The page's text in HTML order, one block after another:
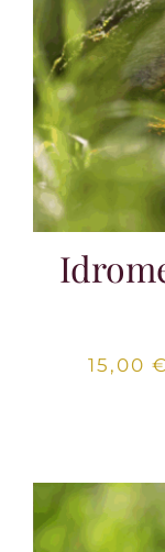
15,00€